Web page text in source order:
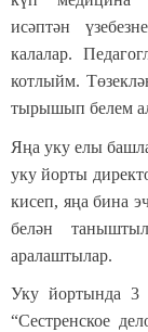
исәптән
калалар.
котлыйм.
тырышып белем
Яңа уку елы
уку йорты
кисеп, яңа бина
белән
аралаштылар.
Уку йортында 3
“Сестренское